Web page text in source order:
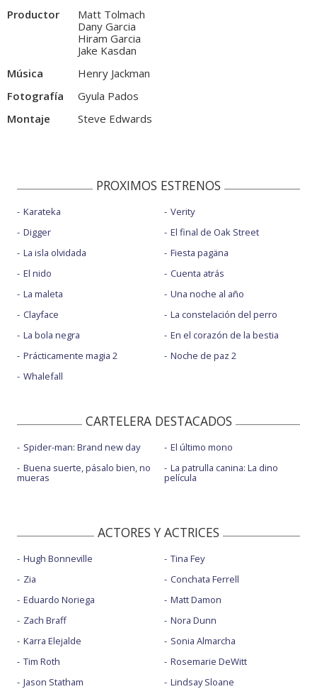
Productor
Matt Tolmach
Dany Garcia
Hiram Garcia
Jake Kasdan
Música
Henry Jackman
Fotografía
Gyula Pados
Montaje
Steve Edwards
PROXIMOS ESTRENOS
Karateka
Digger
La isla olvidada
El nido
La maleta
Clayface
La bola negra
Prácticamente magia 2
Whalefall
Verity
El final de Oak Street
Fiesta pagäna
Cuenta atrás
Una noche al año
La constelación del perro
En el corazón de la bestia
Noche de paz 2
CARTELERA DESTACADOS
Spider-man: Brand new day
Buena suerte, pásalo bien, no
mueras
El último mono
La patrulla canina: La dino
película
ACTORES Y ACTRICES
Hugh Bonneville
Zia
Eduardo Noriega
Zach Braff
Karra Elejalde
Tim Roth
Jason Statham
Tina Fey
Conchata Ferrell
Matt Damon
Nora Dunn
Sonia Almarcha
Rosemarie DeWitt
Lindsay Sloane